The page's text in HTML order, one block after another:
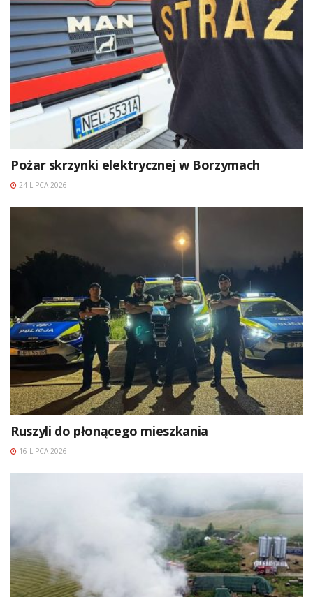
Pożar skrzynki elektrycznej w Borzymach
24 LIPCA 2026
Ruszyli do płonącego mieszkania
16 LIPCA 2026